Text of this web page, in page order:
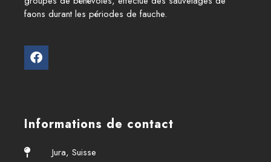
faons durant les périodes de fauche.
Informations de contact
Jura, Suisse